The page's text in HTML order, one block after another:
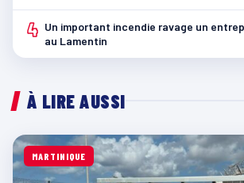
4 Un important incendie ravage un
au Lamentin
À LIRE AUSSI
MARTINIQUE